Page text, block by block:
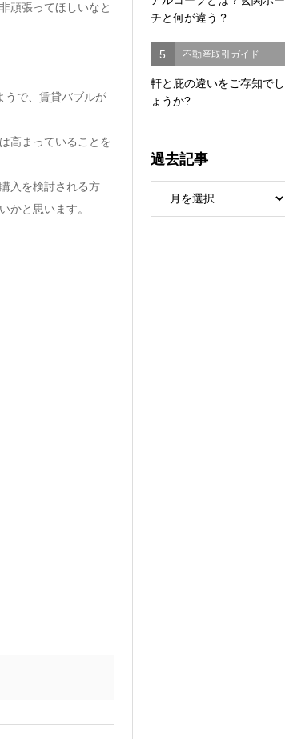
頑張ってほしいなと
うで、賃貸バブルが
高まっていることを
入を検討される方
かと思います。
チと何が違う？
5 不動産取引ガイド
軒と庇の違いをご存知でし
ょうか?
過去記事